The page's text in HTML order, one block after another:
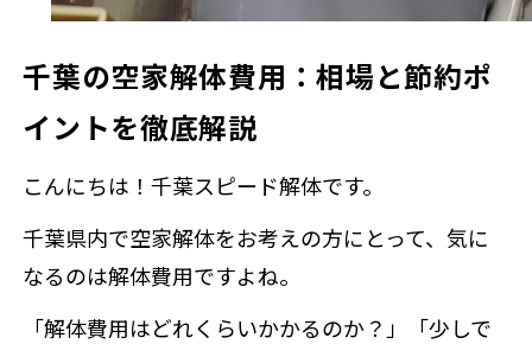
千葉の空家解体費用：相場と節約ポ
イントを徹底解説
こんにちは！千葉スピード解体です。
千葉県内で空家解体をお考えの方にとって、気に
なるのは解体費用ですよね。
「解体費用はどれくらいかかるのか？」「少しで